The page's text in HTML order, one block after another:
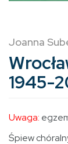
Joanna
1945-
Uwaga:
Śpiew